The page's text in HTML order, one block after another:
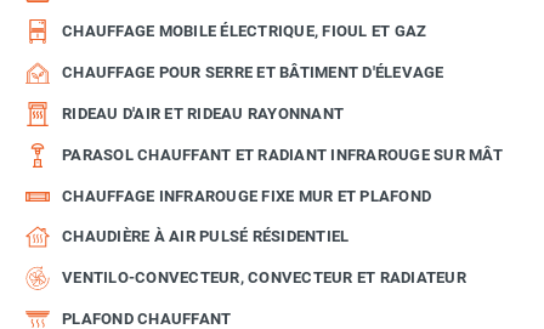
CHAUFFAGE MOBILE ÉLECTRIQUE, FIOUL ET GAZ
CHAUFFAGE POUR SERRE ET BÂTIMENT D'ÉLEVAGE
RIDEAU D'AIR ET RIDEAU RAYONNANT
PARASOL CHAUFFANT ET RADIANT INFRAROUGE SUR MÂT
CHAUFFAGE INFRAROUGE FIXE MUR ET PLAFOND
CHAUDIÈRE À AIR PULSÉ RÉSIDENTIEL
VENTILO-CONVECTEUR, CONVECTEUR ET RADIATEUR
PLAFOND CHAUFFANT